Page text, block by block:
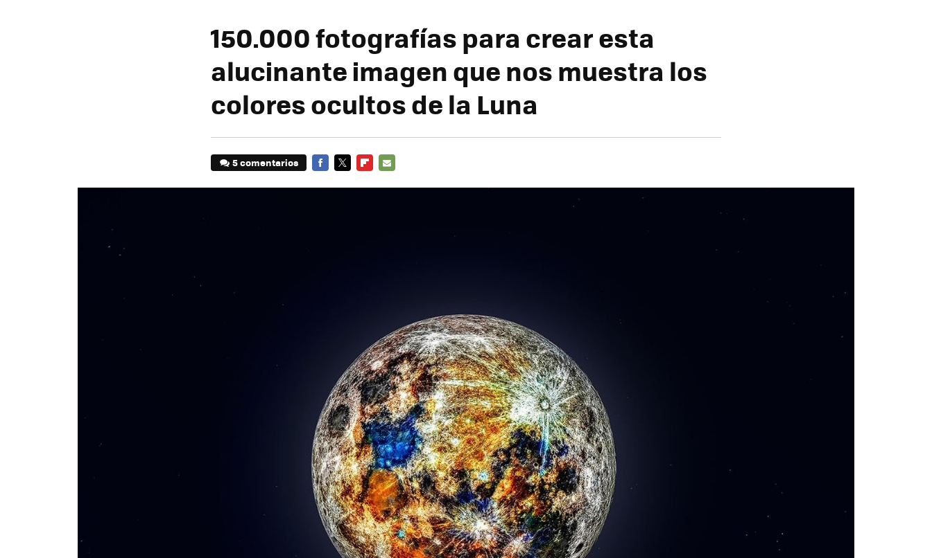
150.000 fotografías para crear esta
alucinante imagen que nos muestra los
colores ocultos de la Luna
5 comentarios